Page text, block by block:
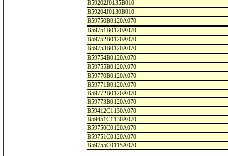
B59202J0135B010
B59204J0130B010
B59750B0120A070
B59751B0120A070
B59752B0120A070
B59753B0120A070
B59754B0120A070
B59755B0120A070
B59770B0120A070
B59771B0120A070
B59772B0120A070
B59773B0120A070
B59412C1130A070
B59451C1130A070
B59750C0120A070
B59751C0120A070
B59755C0115A070